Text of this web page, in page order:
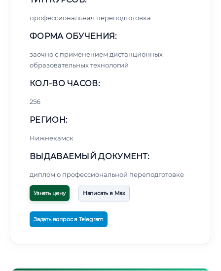
профессиональная переподготовка
ФОРМА ОБУЧЕНИЯ:
заочно с применением дистанционных
образовательных технологий
КОЛ-ВО ЧАСОВ:
256
РЕГИОН:
Нижнекамск
ВЫДАВАЕМЫЙ ДОКУМЕНТ:
диплом о профессиональной переподготовке
Узнать цену Написать в Max
Задать вопрос в Telegram